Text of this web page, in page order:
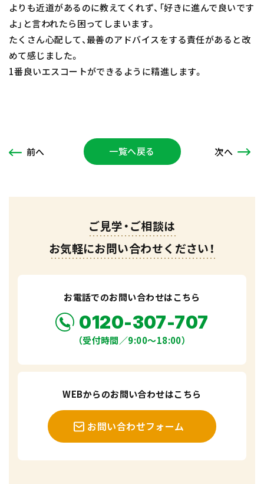
よりも近道があるのに教えてくれず、「好きに進んで良いです
よ」と言われたら困ってしまいます。
たくさん心配して、最善のアドバイスをする責任があると改
めて感じました。
1番良いエスコートができるように精進します。
前へ 一覧へ戻る 次へ
ご見学・ご相談は
お気軽にお問い合わせください！
お電話でのお問い合わせはこちら
0120-307-707
（受付時間／9:00〜18:00）
WEBからのお問い合わせはこちら
お問い合わせフォーム